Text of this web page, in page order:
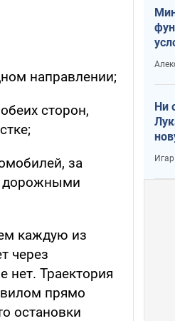
направлении;
сторон,
за
дорожными
каждую из
через
нет. Траектория
прямо
остановки
Ни